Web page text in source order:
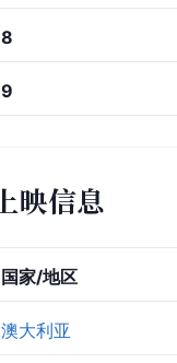
8
9
上映信息
国家/地区
澳大利亚